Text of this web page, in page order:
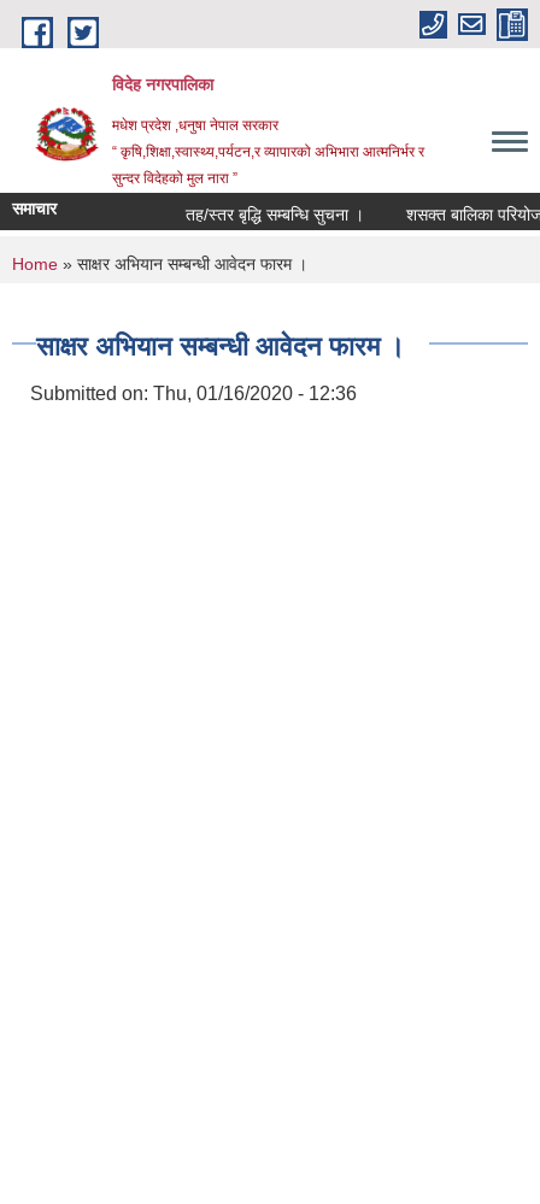
Skip to main content
विदेह नगरपालिका
मधेश प्रदेश ,धनुषा नेपाल सरकार
“ कृषि,शिक्षा,स्वास्थ्य,पर्यटन,र व्यापारको अभिभारा आत्मनिर्भर र
सुन्दर विदेहको मुल नारा ”
समाचार तह/स्तर बृद्धि सम्बन्धि सुचना । शसक्त बालिका
You are here
Home » साक्षर अभियान सम्बन्धी आवेदन फारम ।
साक्षर अभियान सम्बन्धी आवेदन फारम ।
Submitted on: Thu, 01/16/2020 - 12:36